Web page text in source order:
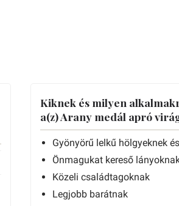
Kiknek és milyen
a(z) Arany medál apró
Gyönyörű lelkű hölgyeknek
Önmagukat kereső
Közeli családtagoknak
Legjobb barátnak